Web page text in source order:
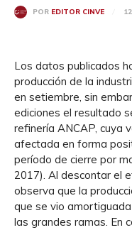
POR EDITOR CINVE
Los datos publicados
producción de la
en setiembre, sin
ediciones el resultado
refinería ANCAP, cuya
afectada en forma
período de cierre por
2017). Al descontar el
observa que la
que se vio
las grandes ramas. En